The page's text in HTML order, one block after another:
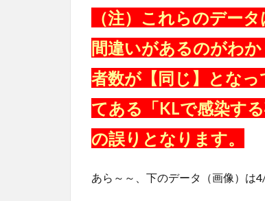
（注）これらのデー
間違いがあるのがわ
者数が【同じ】とな
てある「KLで感染す
の誤りとなります。
あら～～、下のデータ（画像）は